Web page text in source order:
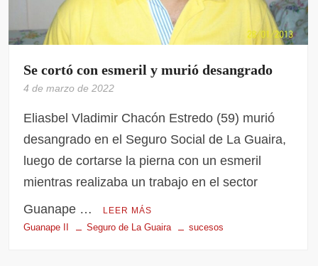
Se cortó con esmeril y murió desangrado
4 de marzo de 2022
Eliasbel Vladimir Chacón Estredo (59) murió
desangrado en el Seguro Social de La Guaira,
luego de cortarse la pierna con un esmeril
mientras realizaba un trabajo en el sector
Guanape …
LEER MÁS
Guanape II Seguro de La Guaira sucesos